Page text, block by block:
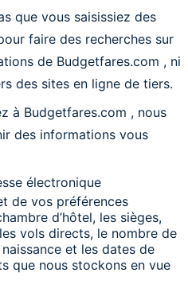
que vous saisissiez des
faire des recherches sur
de Budgetfares.com , ni
des sites en ligne de tiers.
à Budgetfares.com , nous
des informations vous
électronique
de vos préférences
d’hôtel, les sièges,
vols directs, le nombre de
et les dates de
que nous stockons en vue